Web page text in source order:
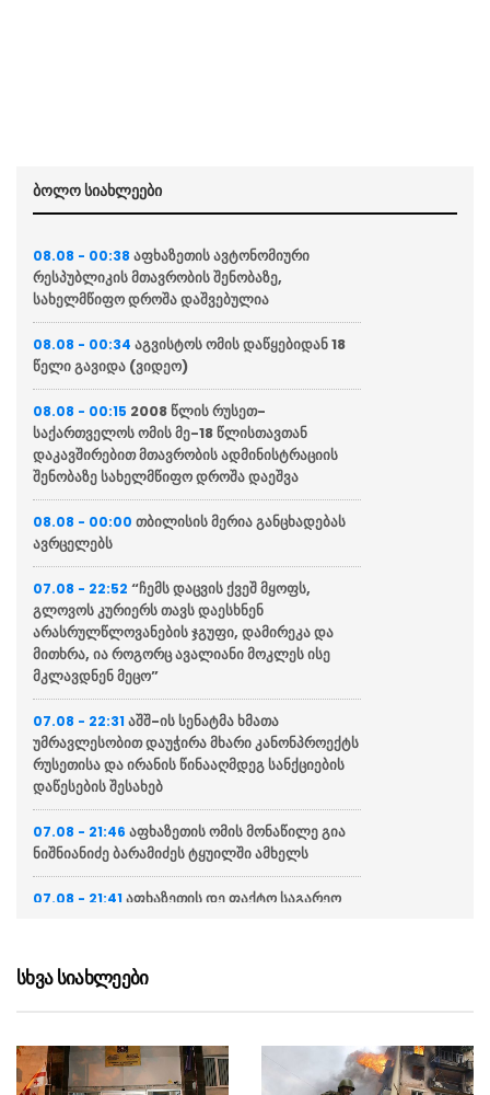
ბოლო სიახლეები
08.08 - 00:38 აფხაზეთის ავტონომიური
რესპუბლიკის მთავრობის შენობაზე,
სახელმწიფო დროშა დაშვებულია
08.08 - 00:34 აგვისტოს ომის დაწყებიდან 18
წელი გავიდა (ვიდეო)
08.08 - 00:15 2008 წლის რუსეთ-
საქართველოს ომის მე-18 წლისთავთან
დაკავშირებით მთავრობის ადმინისტრაციის
შენობაზე სახელმწიფო დროშა დაეშვა
08.08 - 00:00 თბილისის მერია განცხადებას
ავრცელებს
07.08 - 22:52 “ჩემს დაცვის ქვეშ მყოფს,
გლოვოს კურიერს თავს დაესხნენ
არასრულწლოვანების ჯგუფი, დამირეკა და
მითხრა, ია როგორც ავალიანი მოკლეს ისე
მკლავდნენ მეცო”
07.08 - 22:31 აშშ-ის სენატმა ხმათა
უმრავლესობით დაუჭირა მხარი კანონპროექტს
რუსეთისა და ირანის წინააღმდეგ სანქციების
დაწესების შესახებ
07.08 - 21:46 აფხაზეთის ომის მონაწილე გია
ნიშნიანიძე ბარამიძეს ტყუილში ამხელს
07.08 - 21:41 აფხაზეთის დე ფაქტო საგარეო
ხასიათი აქვს
ასაჯაროებს (ვიდეო)
სხვა სიახლეები